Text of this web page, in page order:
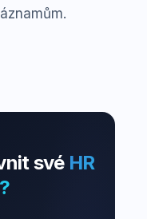
své HR